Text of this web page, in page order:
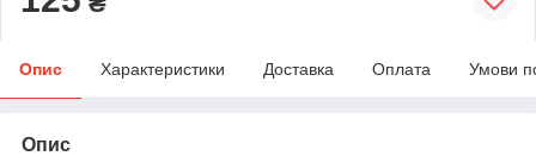
Опис Характеристики Доставка Оплата Умови
Опис